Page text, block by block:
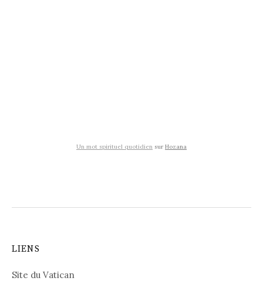
Un mot spirituel quotidien surHozana
LIENS
Site du Vatican